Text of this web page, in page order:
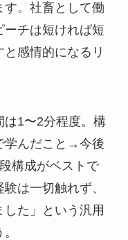
。社畜として働
ーチは短ければ短
感情的になるリ
は1〜2分程度。構
学んだこと→今後
構成がベストで
は一切触れず、
した」という汎用